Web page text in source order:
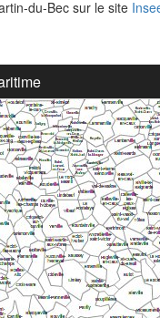
du-Bec sur le site